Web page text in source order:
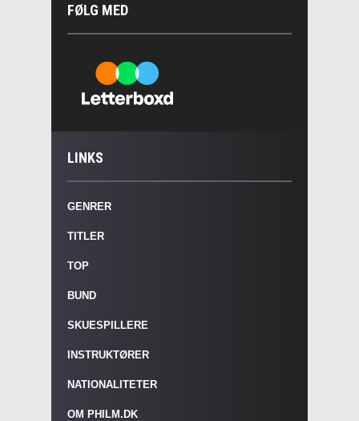
FØLG MED
LINKS
GENRER
TITLER
TOP
BUND
SKUESPILLERE
INSTRUKTØRER
NATIONALITETER
OM PHILM.DK